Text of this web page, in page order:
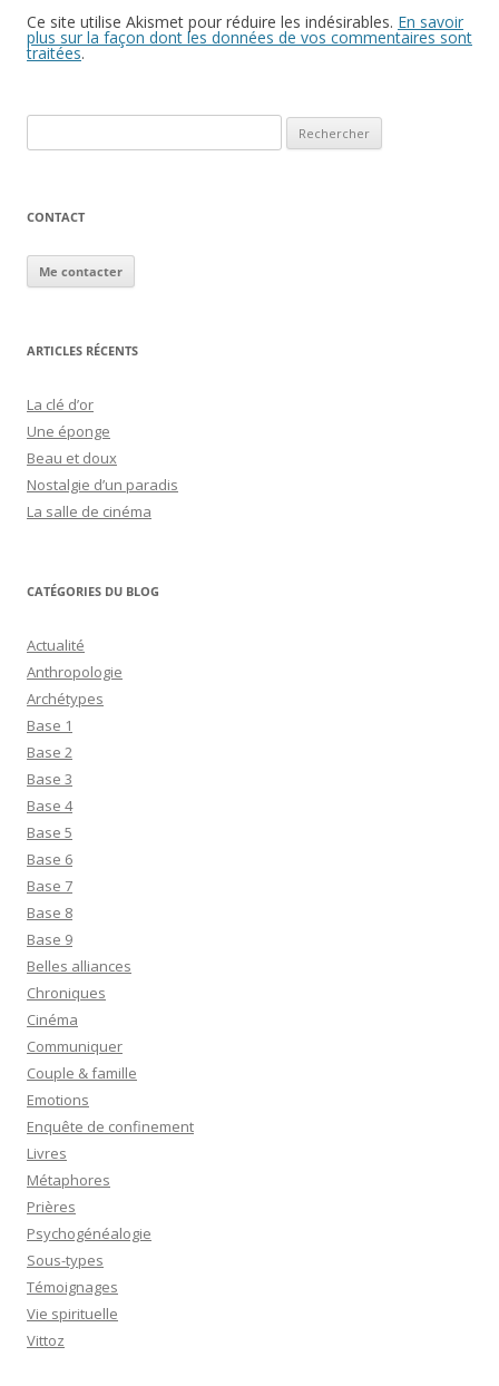
Ce site utilise Akismet pour réduire les indésirables. En savoir
plus sur la façon dont les données de vos commentaires sont
traitées.
CONTACT
Me contacter
ARTICLES RÉCENTS
La clé d’or
Une éponge
Beau et doux
Nostalgie d’un paradis
La salle de cinéma
CATÉGORIES DU BLOG
Actualité
Anthropologie
Archétypes
Base 1
Base 2
Base 3
Base 4
Base 5
Base 6
Base 7
Base 8
Base 9
Belles alliances
Chroniques
Cinéma
Communiquer
Couple & famille
Emotions
Enquête de confinement
Livres
Métaphores
Prières
Psychogénéalogie
Sous-types
Témoignages
Vie spirituelle
Vittoz